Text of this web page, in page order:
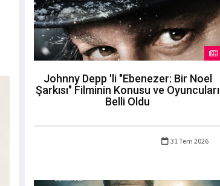
Johnny Depp 'li "Ebenezer: Bir Noel
Şarkısı" Filminin Konusu ve Oyuncuları
Belli Oldu
31 Tem 2026